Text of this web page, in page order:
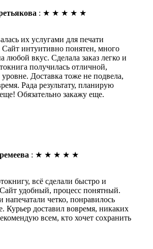
: ★ ★ ★ ★ ★
их услугами для печати
интуитивно понятен, много
любой вкус. Сделала заказ легко и
получилась отличной,
уровне. Доставка тоже не подвела,
Рада результату, планирую
Обязательно закажу еще.
: ★ ★ ★ ★ ★
всё сделали быстро и
удобный, процесс понятный.
напечатали четко, понравилось
Курьер доставил вовремя, никаких
всем, кто хочет сохранить